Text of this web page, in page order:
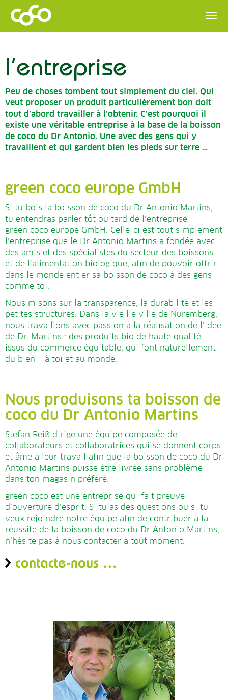
l’entreprise
Peu de choses tombent tout simplement du ciel. Qui
veut proposer un produit particulièrement bon doit
tout d’abord travailler à l’obtenir. C’est pourquoi il
existe une véritable entreprise à la base de la boisson
de coco du Dr Antonio. Une avec des gens qui y
travaillent et qui gardent bien les pieds sur terre …
green coco europe GmbH
Si tu bois la boisson de coco du Dr Antonio Martins,
tu entendras parler tôt ou tard de l’entreprise
green coco europe GmbH. Celle-ci est tout simplement
l’entreprise que le Dr Antonio Martins a fondée avec
des amis et des spécialistes du secteur des boissons
et de l’alimentation biologique, afin de pouvoir offrir
dans le monde entier sa boisson de coco à des gens
comme toi.
Nous misons sur la transparence, la durabilité et les
petites structures. Dans la vieille ville de Nuremberg,
nous travaillons avec passion à la réalisation de l’idée
de Dr. Martins : des produits bio de haute qualité
issus du commerce équitable, qui font naturellement
du bien – à toi et au monde.
Nous produisons ta boisson de
coco du Dr Antonio Martins
Stefan Reiß dirige une équipe composée de
collaborateurs et collaboratrices qui se donnent corps
et âme à leur travail afin que la boisson de coco du Dr
Antonio Martins puisse être livrée sans problème
dans ton magasin préféré.
green coco est une entreprise qui fait preuve
d’ouverture d’esprit. Si tu as des questions ou si tu
veux rejoindre notre équipe afin de contribuer à la
réussite de la boisson de coco du Dr Antonio Martins,
n’hésite pas à nous contacter à tout moment.
contacte-nous …